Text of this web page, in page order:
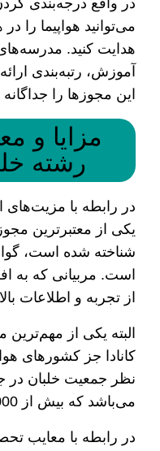
در واقع درجه‌بندی
می‌توانید هواپیما را
هدایت کنید.
آموزش، رتبه‌بندی
این مجوزها را
مزایا و
رشته
در رابطه با
یکی از معتبرترین
شناخته شده است،
است. مربیانی که به
از تجربه و اطلاعات
البته یکی از
کانادا جز کشورهای
نظر جمعیت خلبان در
می‌باشد که بیش از 70000 خلبان دارد.
در رابطه با معایب